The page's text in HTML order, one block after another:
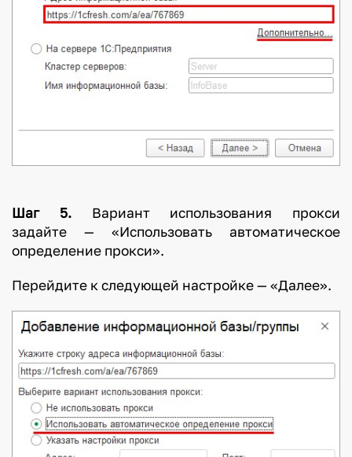
Шаг 5.Вариант использования прокси
задайте — «Использовать автоматическое
определение прокси».
Перейдите к следующей настройке — «Далее».